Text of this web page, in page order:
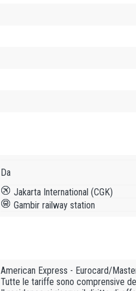
Da
Jakarta International (CGK)
Gambir railway station
American Express - Eurocard/
Tutte le tariffe sono comprensive